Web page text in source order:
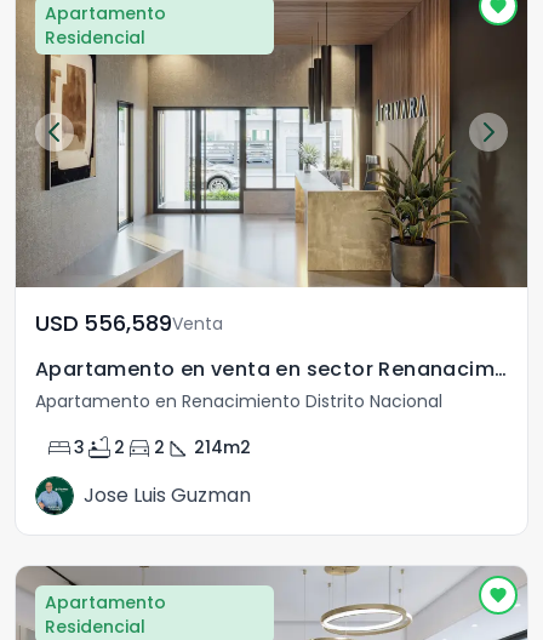
Apartamento
Residencial
USD	556,589Venta
Apartamento en venta en sector Renanacimiento
Apartamento en Renacimiento Distrito Nacional
bed3 bathtub 2 directions_car 2 square_foot 214m2
Jose Luis Guzman
Apartamento
Residencial